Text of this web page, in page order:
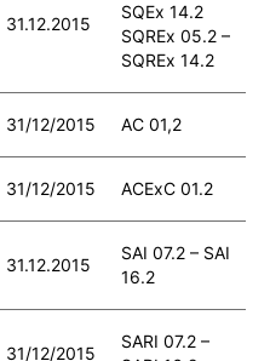
31.12.2015
SQEx 14.2
SQREx 05.2 –
SQREx 14.2
31/12/2015 AC 01,2
31/12/2015 ACExC 01.2
31.12.2015
SAI 07.2 – SAI
16.2
31/12/2015
SARI 07.2 –